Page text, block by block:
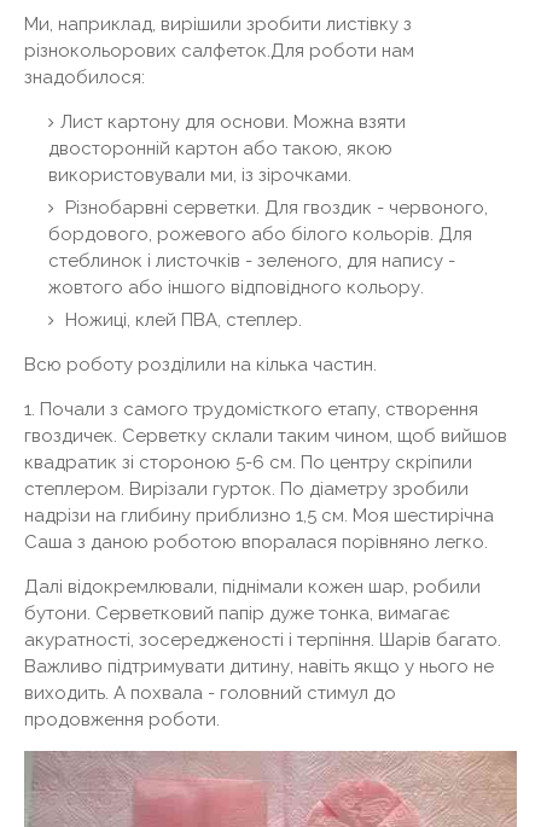
Ми, наприклад, вирішили зробити листівку з
різнокольорових салфеток.Для роботи нам
знадобилося:
Лист картону для основи. Можна взяти
двосторонній картон або такою, якою
використовували ми, із зірочками.
Різнобарвні серветки. Для гвоздик - червоного,
бордового, рожевого або білого кольорів. Для
стеблинок і листочків - зеленого, для напису -
жовтого або іншого відповідного кольору.
Ножиці, клей ПВА, степлер.
Всю роботу розділили на кілька частин.
1. Почали з самого трудомісткого етапу, створення
гвоздичек. Серветку склали таким чином, щоб вийшов
квадратик зі стороною 5-6 см. По центру скріпили
степлером. Вирізали гурток. По діаметру зробили
надрізи на глибину приблизно 1,5 см. Моя шестирічна
Саша з даною роботою впоралася порівняно легко.
Далі відокремлювали, піднімали кожен шар, робили
бутони. Серветковий папір дуже тонка, вимагає
акуратності, зосередженості і терпіння. Шарів багато.
Важливо підтримувати дитину, навіть якщо у нього не
виходить. А похвала - головний стимул до
продовження роботи.